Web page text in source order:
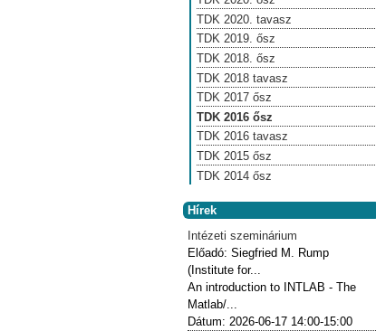
TDK 2020. tavasz
TDK 2019. ősz
TDK 2018. ősz
TDK 2018 tavasz
TDK 2017 ősz
TDK 2016 ősz
TDK 2016 tavasz
TDK 2015 ősz
TDK 2014 ősz
Hírek
Intézeti szeminárium
Előadó:Siegfried M. Rump
(Institute for...
An introduction to INTLAB - The
Matlab/...
Dátum:2026-06-17 14:00-15:00